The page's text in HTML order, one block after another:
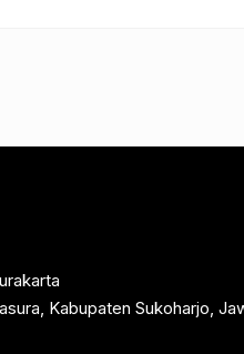
Kabupaten Sukoharjo,